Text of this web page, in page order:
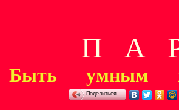
П А Р
Быть умным
Поделиться…